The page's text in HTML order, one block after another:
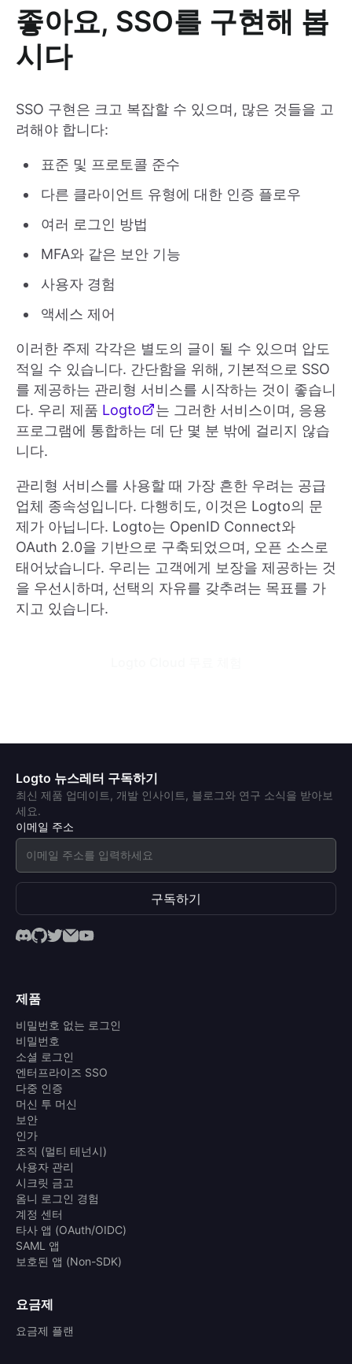
좋아요, SSO를 구현해 봅
시다
SSO 구현은 크고 복잡할 수 있으며, 많은 것들을 고
려해야 합니다:
표준 및 프로토콜 준수
다른 클라이언트 유형에 대한 인증 플로우
여러 로그인 방법
MFA와 같은 보안 기능
사용자 경험
액세스 제어
이러한 주제 각각은 별도의 글이 될 수 있으며 압도
적일 수 있습니다. 간단함을 위해, 기본적으로 SSO
를 제공하는 관리형 서비스를 시작하는 것이 좋습니
다. 우리 제품 Logto
는 그러한 서비스이며, 응용
프로그램에 통합하는 데 단 몇 분 밖에 걸리지 않습
니다.
관리형 서비스를 사용할 때 가장 흔한 우려는 공급
업체 종속성입니다. 다행히도, 이것은 Logto의 문
제가 아닙니다. Logto는 OpenID Connect와
OAuth 2.0을 기반으로 구축되었으며, 오픈 소스로
태어났습니다. 우리는 고객에게 보장을 제공하는 것
을 우선시하며, 선택의 자유를 갖추려는 목표를 가
지고 있습니다.
Logto 뉴스레터 구독하기
최신 제품 업데이트, 개발 인사이트, 블로그와 연구 소식을 받아보
세요.
이메일 주소
구독하기
제품
비밀번호 없는 로그인
비밀번호
소셜 로그인
엔터프라이즈 SSO
다중 인증
머신 투 머신
보안
인가
조직 (멀티 테넌시)
사용자 관리
시크릿 금고
옴니 로그인 경험
계정 센터
타사 앱 (OAuth/OIDC)
SAML 앱
보호된 앱 (Non-SDK)
요금제
요금제 플랜